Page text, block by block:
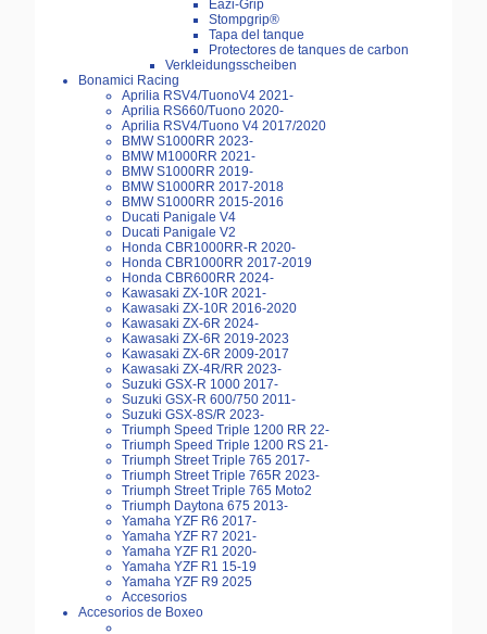
Eazi-Grip
Stompgrip®
Tapa del tanque
Protectores de tanques de carbon
Verkleidungsscheiben
Bonamici Racing
Aprilia RSV4/TuonoV4 2021-
Aprilia RS660/Tuono 2020-
Aprilia RSV4/Tuono V4 2017/2020
BMW S1000RR 2023-
BMW M1000RR 2021-
BMW S1000RR 2019-
BMW S1000RR 2017-2018
BMW S1000RR 2015-2016
Ducati Panigale V4
Ducati Panigale V2
Honda CBR1000RR-R 2020-
Honda CBR1000RR 2017-2019
Honda CBR600RR 2024-
Kawasaki ZX-10R 2021-
Kawasaki ZX-10R 2016-2020
Kawasaki ZX-6R 2024-
Kawasaki ZX-6R 2019-2023
Kawasaki ZX-6R 2009-2017
Kawasaki ZX-4R/RR 2023-
Suzuki GSX-R 1000 2017-
Suzuki GSX-R 600/750 2011-
Suzuki GSX-8S/R 2023-
Triumph Speed Triple 1200 RR 22-
Triumph Speed Triple 1200 RS 21-
Triumph Street Triple 765 2017-
Triumph Street Triple 765R 2023-
Triumph Street Triple 765 Moto2
Triumph Daytona 675 2013-
Yamaha YZF R6 2017-
Yamaha YZF R7 2021-
Yamaha YZF R1 2020-
Yamaha YZF R1 15-19
Yamaha YZF R9 2025
Accesorios
Accesorios de Boxeo